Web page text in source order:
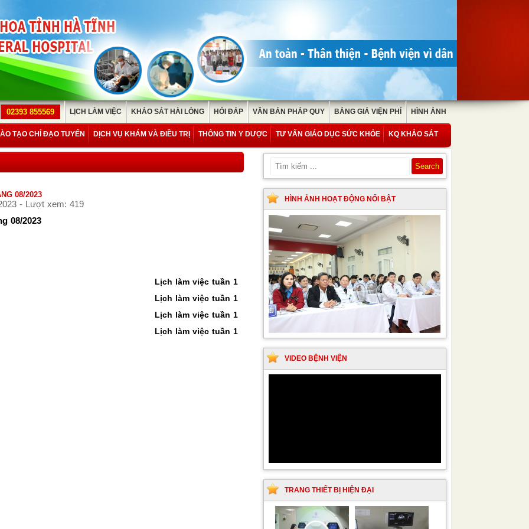
02393 855569 LỊCH LÀM VIỆC KHẢO SÁT HÀI LÒNG HỎI ĐÁP VĂN BẢN PHÁP QUY BẢNG GIÁ VIỆN PHÍ HÌNH ẢNH
TẠO CHỈ ĐẠO TUYẾN DỊCH VỤ KHÁM VÀ ĐIỀU TRỊ THÔNG TIN Y DƯỢC TƯ VẤN GIÁO DỤC SỨC KHỎE KQ KHẢO SÁT
08/2023
- Lượt xem: 419
08/2023
Lịch làm việc tuần 1
Lịch làm việc tuần 1
Lịch làm việc tuần 1
Lịch làm việc tuần 1
HÌNH ẢNH HOẠT ĐỘNG NỔI BẬT
VIDEO BỆNH VIỆN
TRANG THIẾT BỊ HIỆN ĐẠI